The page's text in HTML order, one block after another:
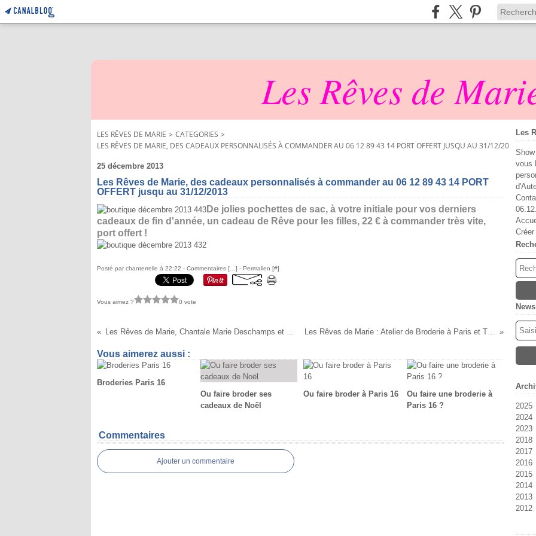
Les Rêves de
LES RÊVES DE MARIE > CATEGORIES >
LES RÊVES DE MARIE, DES CADEAUX PERSONNALISÉS À COMMANDER AU 06 12 89 43 14 PORT OFFERT JUSQU AU 31/12/2013
25 décembre 2013
Les Rêves de Marie, des cadeaux personnalisés à commander au 06 12 89 43 14 PORT
OFFERT jusqu au 31/12/2013
De jolies pochettes de sac, à votre initiale pour vos derniers
cadeaux de fin d'année, un cadeau de Rêve pour les filles, 22 € à commander très vite,
port offert !
Posté par chanterrelle à 22:22 - Commentaires [ ] - Permalien [#]
Vous aimez ? 0 vote
Les Rêves de Marie, Chantale Marie Deschamps et son équipe vous souhaitent un très Bon Noel, pleine de partage et rencontres Les Rêves de Marie : Atelier de Broderie à Paris et Tricot fait main !Renseignez vous au 06 12 89 43 14 lesrevesdemarie@free.fr
Vous aimerez aussi :
Broderies Paris 16
Ou faire broder ses
cadeaux de Noël
Ou faire broder à Paris 16
Ou faire une broderie à
Paris 16 ?
Commentaires
Ajouter un commentaire
Les
vous
2025
2024
2023
2018
2017
2016
2015
2014
2013
2012